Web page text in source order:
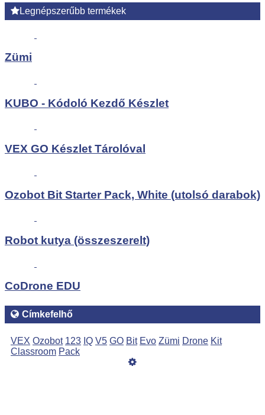
Legnépszerűbb termékek
Zümi
KUBO - Kódoló Kezdő Készlet
VEX GO Készlet Tárolóval
Ozobot Bit Starter Pack, White (utolsó darabok)
Robot kutya (összeszerelt)
CoDrone EDU
Címkefelhő
VEX Ozobot 123 IQ V5 GO Bit Evo Zümi Drone Kit
Classroom Pack